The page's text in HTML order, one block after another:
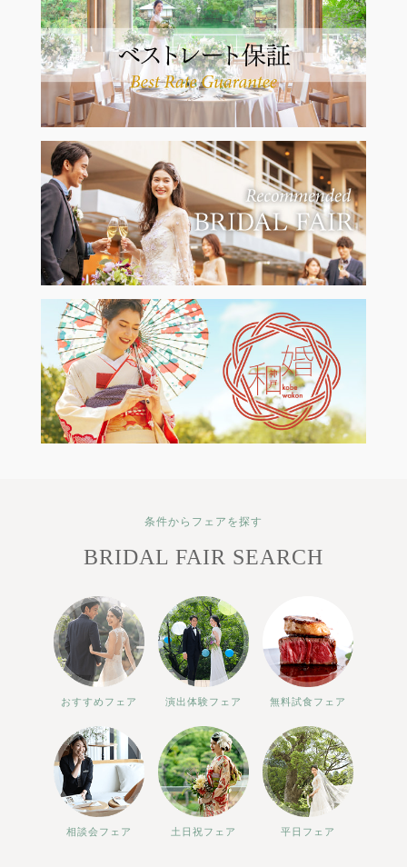
条件からフェアを探す
BRIDAL FAIR SEARCH
おすすめフェア 演出体験フェア 無料試食フェア
相談会フェア 土日祝フェア 平日フェア